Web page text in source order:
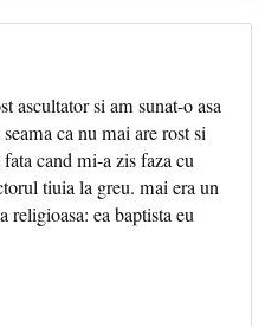
ascultator si am sunat-o asa
ca nu mai are rost si
cand mi-a zis faza cu
tiuia la greu. mai era un
ea baptista eu